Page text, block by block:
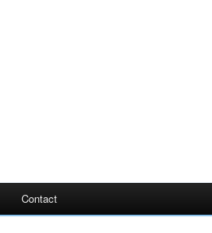
Contact